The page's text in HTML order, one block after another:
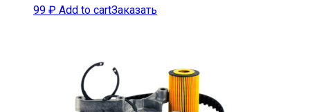
99 ₽ Add to cartЗаказать